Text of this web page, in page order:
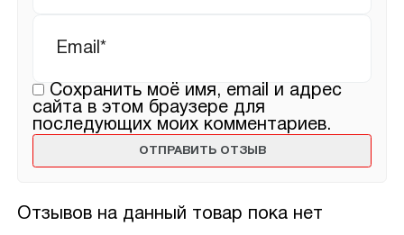
Отзывов на данный товар пока нет
Сохранить моё имя, email и адрес
сайта в этом браузере для
последующих моих комментариев.